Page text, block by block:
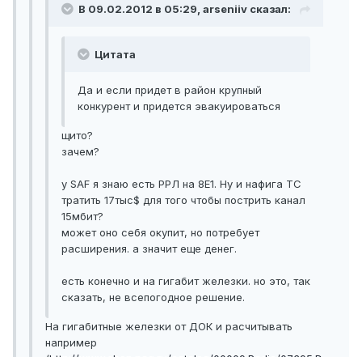
В 09.02.2012 в 05:29, arseniiv сказал:
Цитата
Да и если придет в район крупный
конкурент и придется эвакуироваться
щито?
зачем?
у SAF я знаю есть РРЛ на 8Е1. Ну и нафига ТС
тратить 17тыс$ для того чтобы пострить канал
15мбит?
может оно себя окупит, но потребует
расширения. а значит еще денег.
есть конечно и на гигабит железки. но это, так
сказать, не всепогодное решение.
На гигабитные железки от ДОК и расчитывать
например